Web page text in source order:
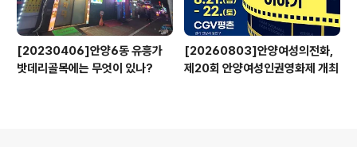
[20230406]안양6동 유흥가
밧데리골목에는 무엇이 있나?
[20260803]안양여성의전화,
제20회 안양여성인권영화제 개최